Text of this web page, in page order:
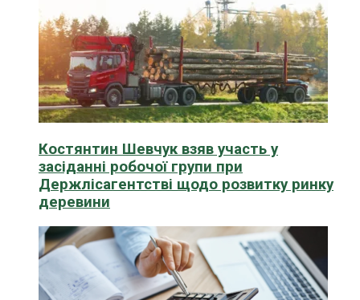
Костянтин Шевчук взяв участь у
засіданні робочої групи при
Держлісагентстві щодо розвитку ринку
деревини